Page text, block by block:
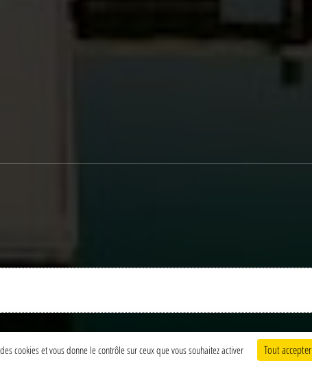
Gestion des cookies
cookies et vous donne le contrôle sur ceux que vous souhaitez activer Tout accepter